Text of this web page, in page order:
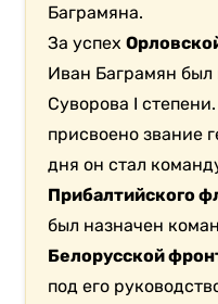
Баграмяна.
За успех
Иван Баграмян
Суворова I
присвоено звание
дня он стал
Прибалтийского
был назначен
Белорусской
под его